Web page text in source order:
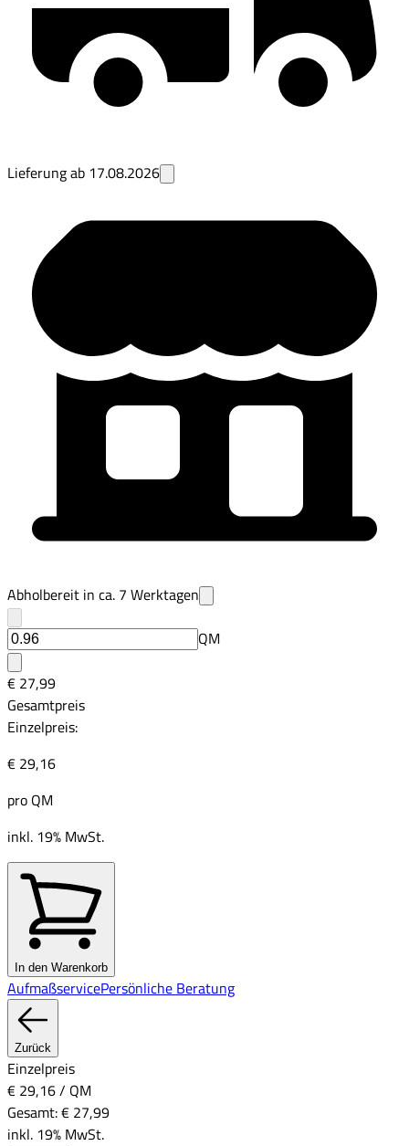
Lieferung ab 17.08.2026
Abholbereit in ca. 7 Werktagen
QM
€ 27,99
Gesamtpreis
Einzelpreis:
€ 29,16
pro QM
inkl. 19% MwSt.
In den Warenkorb
AufmaßservicePersönliche Beratung
Zurück
Einzelpreis
€ 29,16/ QM
Gesamt:€ 27,99
inkl. 19% MwSt.